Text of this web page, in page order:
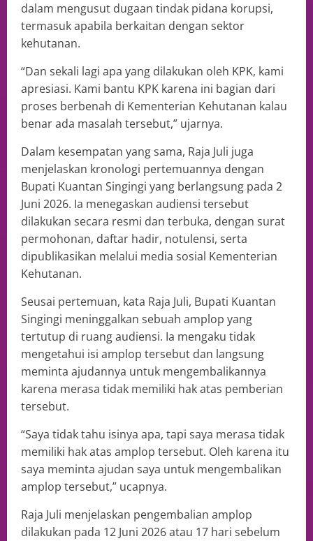
dalam mengusut dugaan tindak pidana korupsi,
termasuk apabila berkaitan dengan sektor
kehutanan.
“Dan sekali lagi apa yang dilakukan oleh KPK, kami
apresiasi. Kami bantu KPK karena ini bagian dari
proses berbenah di Kementerian Kehutanan kalau
benar ada masalah tersebut,” ujarnya.
Dalam kesempatan yang sama, Raja Juli juga
menjelaskan kronologi pertemuannya dengan
Bupati Kuantan Singingi yang berlangsung pada 2
Juni 2026. Ia menegaskan audiensi tersebut
dilakukan secara resmi dan terbuka, dengan surat
permohonan, daftar hadir, notulensi, serta
dipublikasikan melalui media sosial Kementerian
Kehutanan.
Seusai pertemuan, kata Raja Juli, Bupati Kuantan
Singingi meninggalkan sebuah amplop yang
tertutup di ruang audiensi. Ia mengaku tidak
mengetahui isi amplop tersebut dan langsung
meminta ajudannya untuk mengembalikannya
karena merasa tidak memiliki hak atas pemberian
tersebut.
“Saya tidak tahu isinya apa, tapi saya merasa tidak
memiliki hak atas amplop tersebut. Oleh karena itu
saya meminta ajudan saya untuk mengembalikan
amplop tersebut,” ucapnya.
Raja Juli menjelaskan pengembalian amplop
dilakukan pada 12 Juni 2026 atau 17 hari sebelum